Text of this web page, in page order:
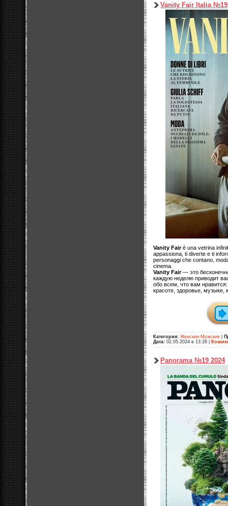
Vanity Fair Italia №19
Vanity Fairè una vetrina
appassiona, ti diverte e ti
personaggi che contano,
cinema.
Vanity Fair— это
каждую неделю приводит
обо всем, что вам
красоте, здоровье, музыке,
Категория: Женские-Мужские
Дата: 02.05.2024 в 13:26
Panorama №19 2024